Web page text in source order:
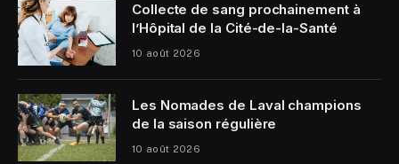
Collecte de sang prochainement à
l’Hôpital de la Cité-de-la-Santé
10 août 2026
Les Nomades de Laval champions
de la saison régulière
10 août 2026